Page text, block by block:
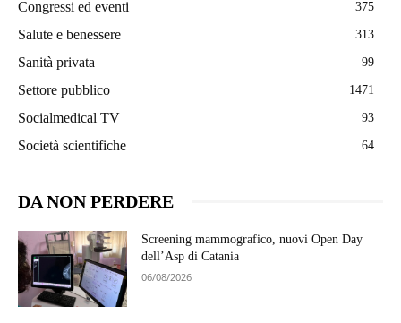
Congressi ed eventi 375
Salute e benessere 313
Sanità privata 99
Settore pubblico 1471
Socialmedical TV 93
Società scientifiche 64
DA NON PERDERE
Screening mammografico, nuovi Open Day
dell’Asp di Catania
06/08/2026